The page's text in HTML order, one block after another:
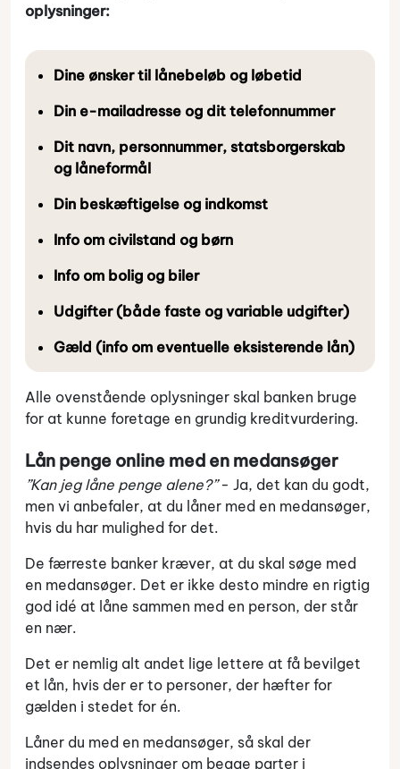
oplysninger:
Dine ønsker til lånebeløb og løbetid
Din e-mailadresse og dit telefonnummer
Dit navn, personnummer, statsborgerskab
og låneformål
Din beskæftigelse og indkomst
Info om civilstand og børn
Info om bolig og biler
Udgifter (både faste og variable udgifter)
Gæld (info om eventuelle eksisterende lån)
Alle ovenstående oplysninger skal banken bruge
for at kunne foretage en grundig kreditvurdering.
Lån penge online med en medansøger
”Kan jeg låne penge alene?”- Ja, det kan du godt,
men vi anbefaler, at du låner med en medansøger,
hvis du har mulighed for det.
De færreste banker kræver, at du skal søge med
en medansøger. Det er ikke desto mindre en rigtig
god idé at låne sammen med en person, der står
en nær.
Det er nemlig alt andet lige lettere at få bevilget
et lån, hvis der er to personer, der hæfter for
gælden i stedet for én.
Låner du med en medansøger, så skal der
indsendes oplysninger om begge parter i